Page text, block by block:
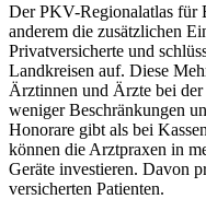
Der PKV-Regionalatlas für
anderem die zusätzlichen
Privatversicherte und
Landkreisen auf. Diese
Ärztinnen und Ärzte bei
weniger Beschränkungen
Honorare gibt als bei
können die Arztpraxen in
Geräte investieren. Davon
versicherten Patienten.